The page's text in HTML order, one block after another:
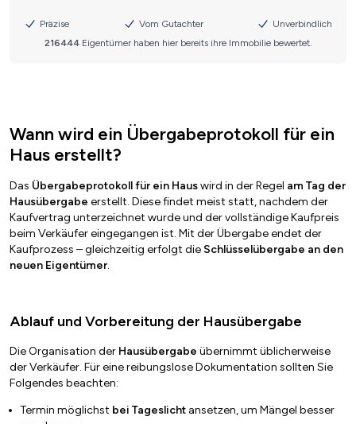
Wann wird ein Übergabeprotokoll für ein
Haus erstellt?
Das Übergabeprotokoll für ein Hauswird in der Regel am Tag der
Hausübergabe erstellt. Diese findet meist statt, nachdem der
Kaufvertrag unterzeichnet wurde und der vollständige Kaufpreis
beim Verkäufer eingegangen ist. Mit der Übergabe endet der
Kaufprozess – gleichzeitig erfolgt die Schlüsselübergabe an den
neuen Eigentümer.
Ablauf und Vorbereitung der Hausübergabe
Die Organisation der Hausübergabe übernimmt üblicherweise
der Verkäufer. Für eine reibungslose Dokumentation sollten Sie
Folgendes beachten:
Termin möglichst bei Tageslicht ansetzen, um Mängel besser